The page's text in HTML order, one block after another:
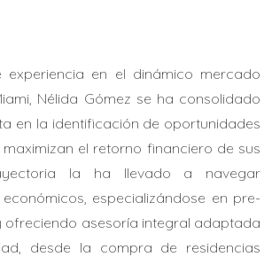
en vida.
patrimonial.
adecuados en cuentas y
1: La Familia Pérez
experiencia en el dinámico mercado
Nélida Gómez se ha consolidado
en la identificación de oportunidades
el retorno financiero de sus
la ha llevado a navegar
especializándose en pre-
ofreciendo asesoría integral adaptada
desde la compra de residencias